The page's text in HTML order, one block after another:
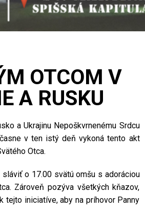
OTCOM V
A RUSKU
a Ukrajinu Nepoškvrnenému Srdcu
v ten istý deň vykoná tento akt
Otca.
o 17.00 svätú omšu s adoráciou
Zároveň pozýva všetkých kňazov,
iniciatíve, aby na príhovor Panny